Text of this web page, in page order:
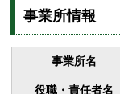
事業所情報
事業所名
役職・責任者名